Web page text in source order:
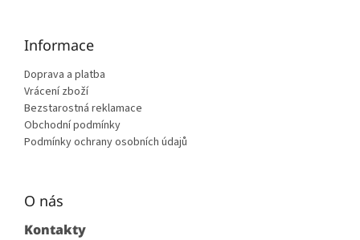
Informace
Doprava a platba
Vrácení zboží
Bezstarostná reklamace
Obchodní podmínky
Podmínky ochrany osobních údajů
O nás
Kontakty